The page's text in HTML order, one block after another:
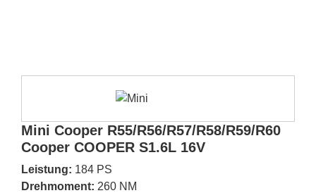
Mini Cooper R55/R56/R57/R58/R59/R60
Cooper COOPER S1.6L 16V
Leistung: 184 PS
Drehmoment: 260 NM